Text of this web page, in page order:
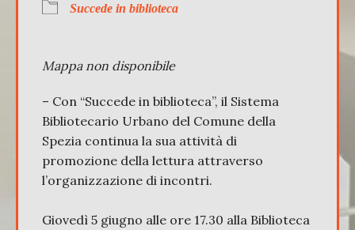
Succede in biblioteca
Mappa non disponibile
– Con “Succede in biblioteca”, il Sistema
Bibliotecario Urbano del Comune della
Spezia continua la sua attività di
promozione della lettura attraverso
l’organizzazione di incontri.
Giovedì 5 giugno alle ore 17.30 alla Biblioteca